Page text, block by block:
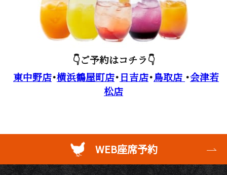
👇ご予約はコチラ👇
東中野店・横浜鶴屋町店・日吉店・鳥取店 ・会津若
松店
WEB座席予約